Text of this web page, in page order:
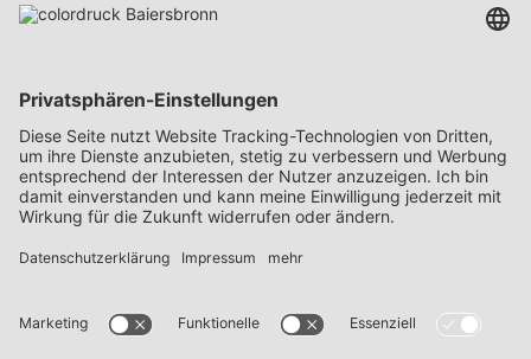
Karriere
News
Beschaffung
Kontakt